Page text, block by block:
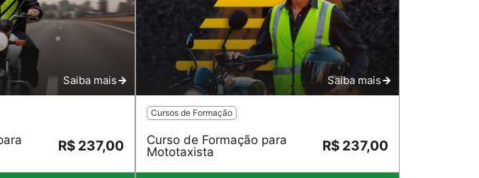
Saiba mais
R$ 237,00
Saiba mais
Cursos de Formação
Curso de Formação para
Mototaxista
R$ 237,00